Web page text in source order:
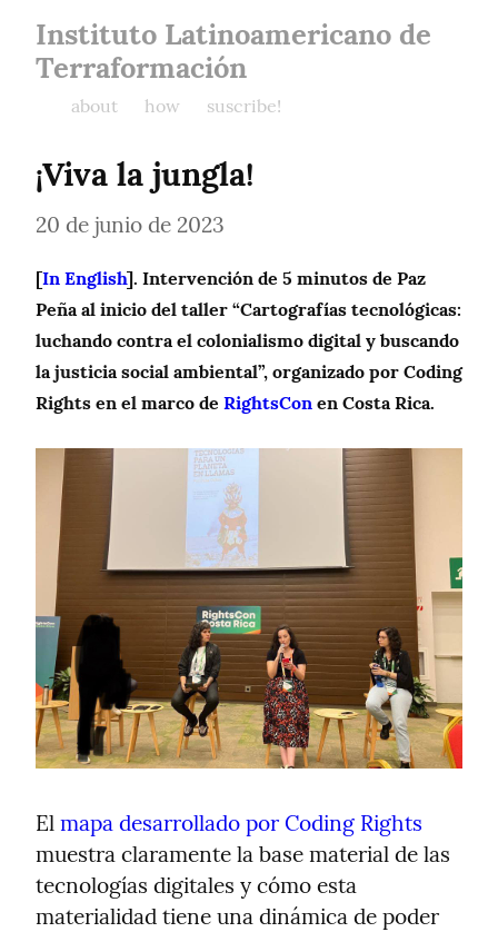
Instituto Latinoamericano de
Terraformación
about how suscribe!
¡Viva la jungla!
20 de junio de 2023
[In English]. Intervención de 5 minutos de Paz
Peña al inicio del taller “Cartografías tecnológicas:
luchando contra el colonialismo digital y buscando
la justicia social ambiental”, organizado por Coding
Rights en el marco de RightsCon en Costa Rica.
El mapa desarrollado por Coding Rights
muestra claramente la base material de las
tecnologías digitales y cómo esta
materialidad tiene una dinámica de poder